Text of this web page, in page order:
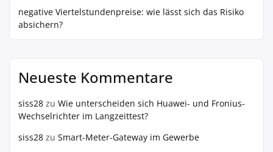
negative Viertelstundenpreise: wie lässt sich das Risiko
absichern?
Neueste Kommentare
siss28 zu Wie unterscheiden sich Huawei- und Fronius-
Wechselrichter im Langzeittest?
siss28 zu Smart-Meter-Gateway im Gewerbe